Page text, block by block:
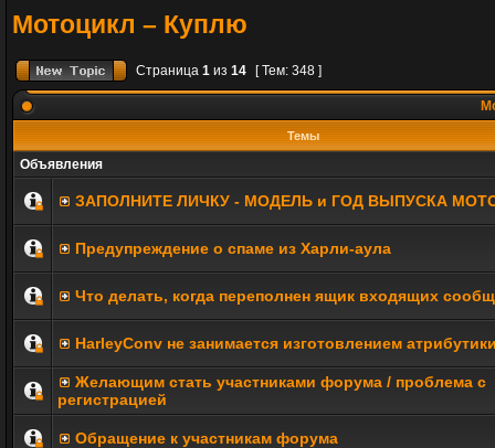
Мотоцикл – Куплю
Страница 1 из 14 [ Тем: 348 ]
Темы
Объявления
ЗАПОЛНИТE ЛИЧКУ - МОДЕЛЬ и ГОД ВЫПУСКА
Предупреждение о спаме из Харли-аула
Что делать, когда переполнен ящик входящих
HarleyConv не занимается изготовлением
Желающим стать участниками форума / проблема с
регистрацией
Обращение к участникам форума